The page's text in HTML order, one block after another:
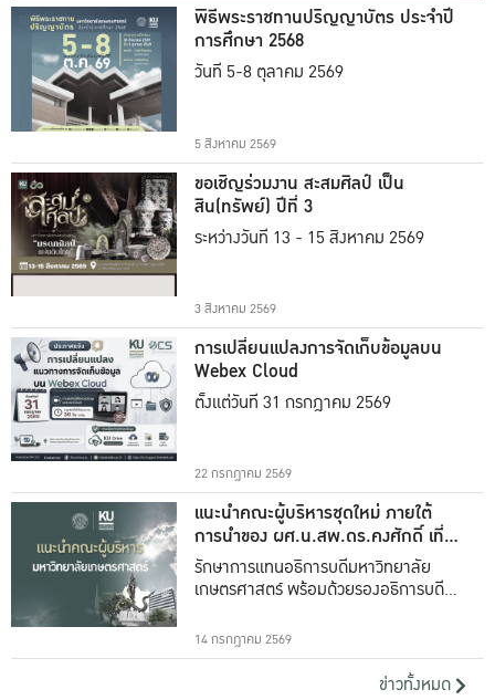
พิธีพระราชทานปริญญาบัตร ประจำปี
การศึกษา 2568
วันที่ 5-8 ตุลาคม 2569
5 สิงหาคม 2569
ขอเชิญร่วมงาน สะสมศิลป์ เป็น
สิน(ทรัพย์) ปีที่ 3
ระหว่างวันที่ 13 - 15 สิงหาคม 2569
3 สิงหาคม 2569
การเปลี่ยนแปลงการจัดเก็บข้อมูลบน
Webex Cloud
ตั้งแต่วันที่ 31 กรกฎาคม 2569
22 กรกฎาคม 2569
แนะนำคณะผู้บริหารชุดใหม่ ภายใต้
การนำของ ผศ.น.สพ.ดร.คงศักดิ์ เที่ยง
ธรรม
รักษาการแทนอธิการบดีมหาวิทยาลัย
เกษตรศาสตร์ พร้อมด้วยรองอธิการบดีทั้ง
14 กรกฎาคม 2569
ข่าวทั้งหมด